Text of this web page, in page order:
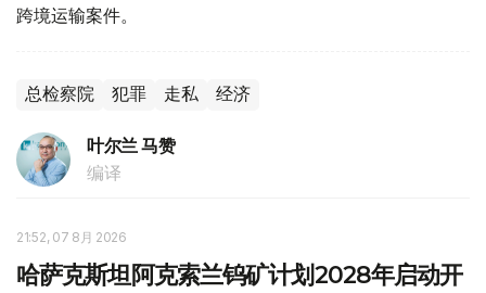
跨境运输案件。
总检察院 犯罪 走私 经济
叶尔兰 马赞
编译
21:52, 07 8月 2026
哈萨克斯坦阿克索兰钨矿计划2028年启动开